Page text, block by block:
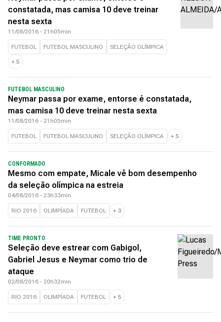
constatada, mas camisa 10 deve treinar
nesta sexta
11/08/2016 - 21h05min
FUTEBOL FUTEBOL MASCULINO SELEÇÃO OLÍMPICA
+ 5
FUTEBOL MASCULINO
Neymar passa por exame, entorse é constatada,
mas camisa 10 deve treinar nesta sexta
11/08/2016 - 21h05min
FUTEBOL FUTEBOL MASCULINO SELEÇÃO OLÍMPICA + 5
CONFORMADO
Mesmo com empate, Micale vê bom desempenho
da seleção olímpica na estreia
04/08/2016 - 23h33min
RIO 2016 OLIMPÍADA FUTEBOL + 3
TIME PRONTO
Seleção deve estrear com Gabigol,
Gabriel Jesus e Neymar como trio de
ataque
02/08/2016 - 20h32min
RIO 2016 OLIMPÍADA FUTEBOL + 5